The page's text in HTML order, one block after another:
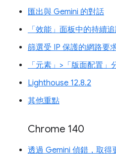
匯出與 Gemini 的對話
「效能」面板中的持續
篩選受 IP 保護的網路要
「元素」>「版面配置
Lighthouse 12.8.2
其他重點
Chrome 140
透過 Gemini 偵錯，取得